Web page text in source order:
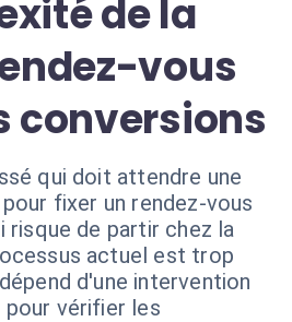
de la
vous
conversions
qui doit attendre une
fixer un rendez-vous
risque de partir chez la
actuel est trop
d'une intervention
pour vérifier les